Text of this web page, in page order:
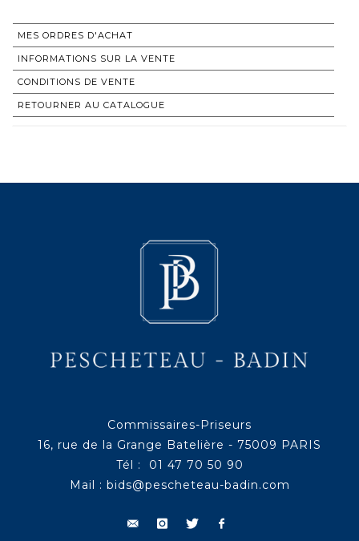
MES ORDRES D'ACHAT
INFORMATIONS SUR LA VENTE
CONDITIONS DE VENTE
RETOURNER AU CATALOGUE
Commissaires-Priseurs
16, rue de la Grange Batelière - 75009 PARIS
Tél : 01 47 70 50 90
Mail : bids@pescheteau-badin.com